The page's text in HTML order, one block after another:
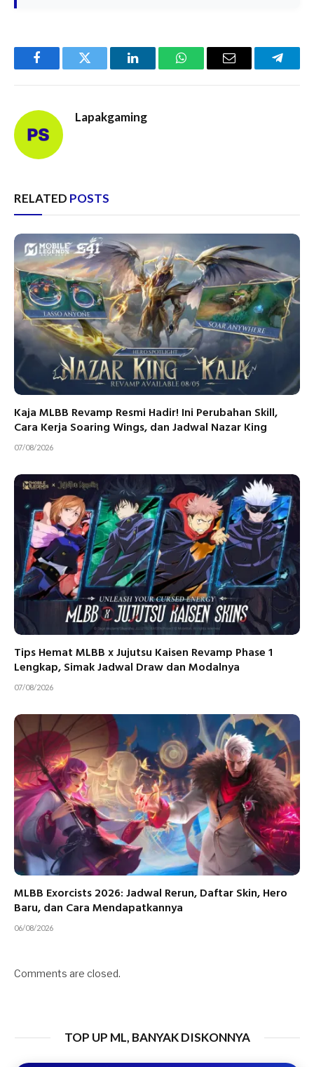
FacebookTwitter LinkedInWhatsAppEmail
Lapakgaming
RELATED POSTS
Kaja MLBB Revamp Resmi Hadir! Ini Perubahan Skill,
Cara Kerja Soaring Wings, dan Jadwal Nazar King
07/08/2026
Tips Hemat MLBB x Jujutsu Kaisen Revamp Phase 1
Lengkap, Simak Jadwal Draw dan Modalnya
07/08/2026
MLBB Exorcists 2026: Jadwal Rerun, Daftar Skin, Hero
Baru, dan Cara Mendapatkannya
06/08/2026
Comments are closed.
TOP UP ML, BANYAK DISKONNYA